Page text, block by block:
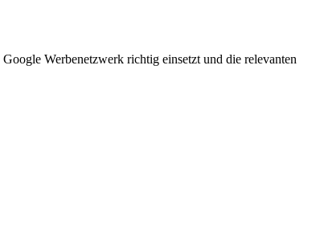
Werbenetzwerk richtig einsetzt und die relevanten